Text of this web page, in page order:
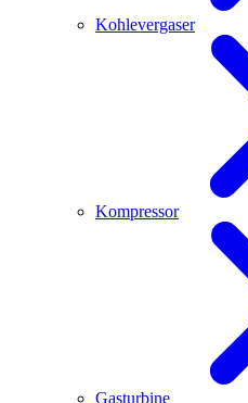
Kohlevergaser
Kompressor
Gasturbine